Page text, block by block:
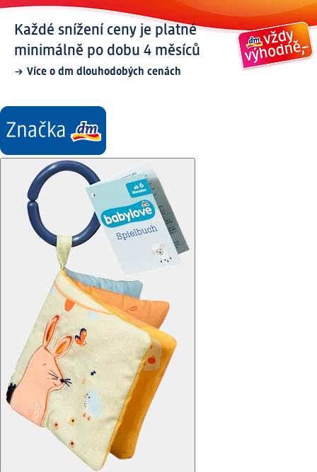
Každé snížení ceny je platné
minimálně po dobu 4 měsíců
Více o dm dlouhodobých cenách